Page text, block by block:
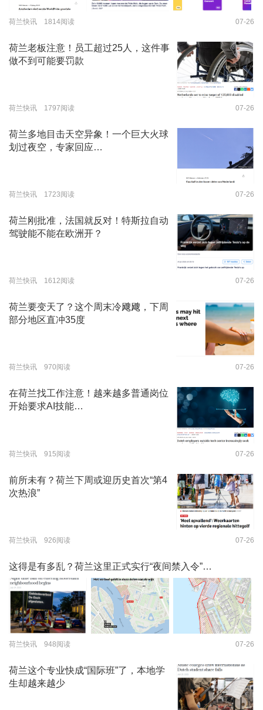
荷兰快讯 1814阅读 07-26
荷兰老板注意！员工超过25人，这件事
做不到可能要罚款
荷兰快讯 1797阅读 07-26
荷兰多地目击天空异象！一个巨大火球
划过夜空，专家回应…
荷兰快讯 1723阅读 07-26
荷兰刚批准，法国就反对！特斯拉自动
驾驶能不能在欧洲开？
荷兰快讯 1612阅读 07-26
荷兰要变天了？这个周末冷飕飕，下周
部分地区直冲35度
荷兰快讯 970阅读 07-26
在荷兰找工作注意！越来越多普通岗位
开始要求AI技能…
荷兰快讯 915阅读 07-26
前所未有？荷兰下周或迎历史首次“第4
次热浪”
荷兰快讯 926阅读 07-26
这得是有多乱？荷兰这里正式实行“夜间禁入令”…
荷兰快讯 948阅读 07-26
荷兰这个专业快成“国际班”了，本地学
生却越来越少